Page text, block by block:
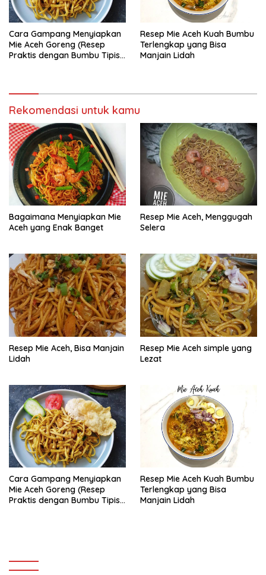
Cara Gampang Menyiapkan
Mie Aceh Goreng (Resep
Praktis dengan Bumbu Tipis),
Resep Mie Aceh Kuah Bumbu
Terlengkap yang Bisa
Manjain Lidah
Rekomendasi untuk kamu
Bagaimana Menyiapkan Mie
Aceh yang Enak Banget
Resep Mie Aceh, Menggugah
Selera
Resep Mie Aceh, Bisa Manjain
Lidah
Resep Mie Aceh simple yang
Lezat
Cara Gampang Menyiapkan
Mie Aceh Goreng (Resep
Praktis dengan Bumbu Tipis),
Resep Mie Aceh Kuah Bumbu
Terlengkap yang Bisa
Manjain Lidah